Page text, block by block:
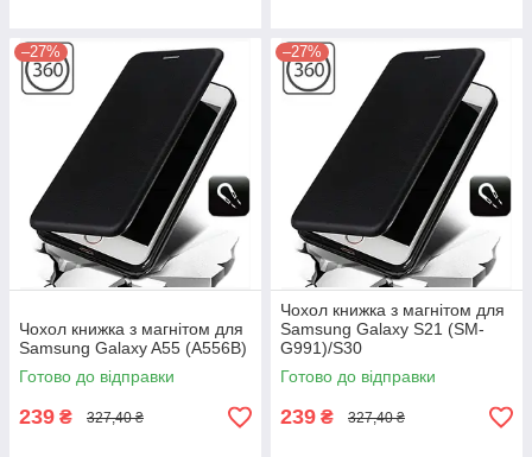
–27%
Чохол книжка з магнітом для
Samsung Galaxy A55 (A556B)
Готово до відправки
239 ₴ 327,40 ₴
–27%
Чохол книжка з магнітом для
Samsung Galaxy S21 (SM-
G991)/S30
Готово до відправки
239 ₴ 327,40 ₴